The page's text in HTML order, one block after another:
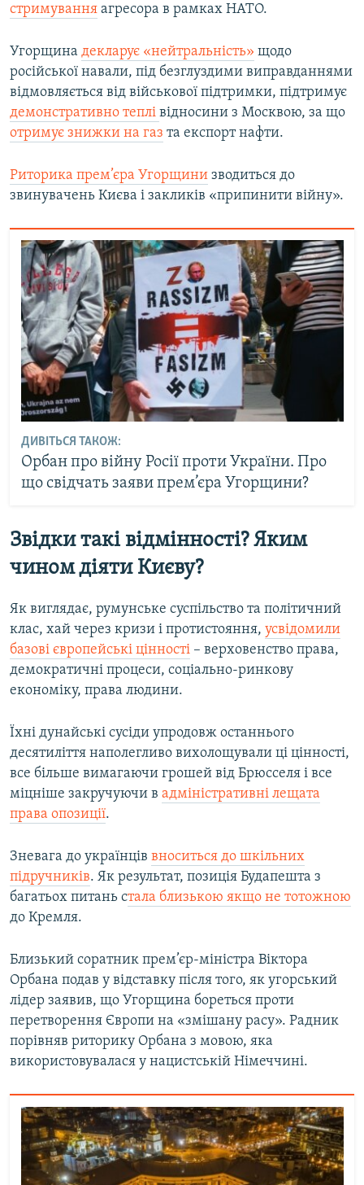
стримування агресора в рамках НАТО.
Угорщина декларує «нейтральність» щодо
російської навали, під безглуздими виправданнями
відмовляється від військової підтримки, підтримує
демонстративно теплі відносини з Москвою, за що
отримує знижки на газ та експорт нафти.
Риторика прем’єра Угорщини зводиться до
звинувачень Києва і закликів «припинити війну».
ДИВІТЬСЯ ТАКОЖ:
Орбан про війну Росії проти України. Про
що свідчать заяви прем’єра Угорщини?
Звідки такі відмінності? Яким
чином діяти Києву?
Як виглядає, румунське суспільство та політичний
клас, хай через кризи і протистояння, усвідомили
базові європейські цінності – верховенство права,
демократичні процеси, соціально-ринкову
економіку, права людини.
Їхні дунайські сусіди упродовж останнього
десятиліття наполегливо вихолощували ці цінності,
все більше вимагаючи грошей від Брюсселя і все
міцніше закручуючи в адміністративні лещата
права опозиції.
Зневага до українців вноситься до шкільних
підручників. Як результат, позиція Будапешта з
багатьох питань стала близькою якщо не тотожною
до Кремля.
Близький соратник прем’єр-міністра Віктора
Орбана подав у відставку після того, як угорський
лідер заявив, що Угорщина бореться проти
перетворення Європи на «змішану расу». Радник
порівняв риторику Орбана з мовою, яка
використовувалася у нацистській Німеччині.